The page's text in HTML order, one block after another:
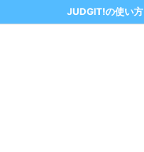
JUDGIT!の使い方